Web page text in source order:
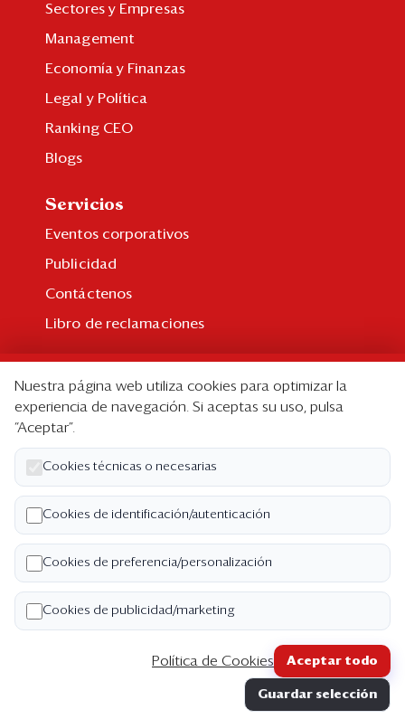
Sectores y Empresas
Management
Economía y Finanzas
Legal y Política
Ranking CEO
Blogs
Servicios
Eventos corporativos
Publicidad
Contáctenos
Libro de reclamaciones
Suscripción individual
Paquetes corporativos
Edición Impresa
Nosotros
Quiénes somos
Código de ética
Términos y Condiciones
Copyright ©2026 Semana Económica. Todos los
Nuestra página web utiliza cookies para optimizar la
experiencia de navegación. Si aceptas su uso, pulsa
“Aceptar”.
Cookies técnicas o necesarias
Cookies de identificación/autenticación
Cookies de preferencia/personalización
Cookies de publicidad/marketing
Política de Cookies Aceptar todo
Guardar selección